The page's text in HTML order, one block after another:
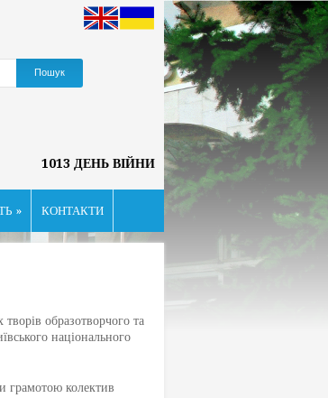
1013 ДЕНЬ ВІЙНИ
» КОНТАКТИ
образотворчого та
національного
грамотою колектив